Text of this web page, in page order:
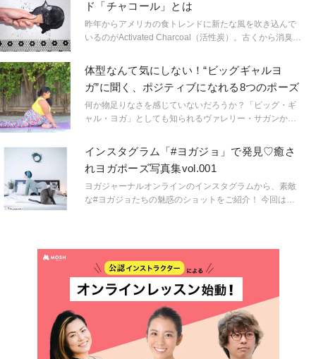
ド「チャコール」とは
昨年からアメリカの食トレンドに新たな風を吹き込んで
いるのがActivated Charcoal（活性炭）。古くから消臭や
ですが、昨今はその効能ともにとびきりクールな食材と
してアメリカで人気です。
体型なんて気にしない！“ビッグギャルヨ
ガ”に聞く、ポジティブになれる8つのポーズ
何か物足りなさを感じていないだろうか？「ビッグ・ギ
ャル・ヨガ」としても知られるヴァレリー・サガンから
ティブな考えを鎮め、ストレスを和らげてくれるはず。
そして、あなたの体が愛すべきものだということを、す
みずみにいたるまで示してくれる。
インスタグラム「#ヨガジョ」で発見♡癒さ
れヨガポーズ写真集vol.001
ヨガジャーナルオンラインのインスタグラムから、素敵
な#ヨガジョたちの魅惑のショットをご紹介！ 今回は、